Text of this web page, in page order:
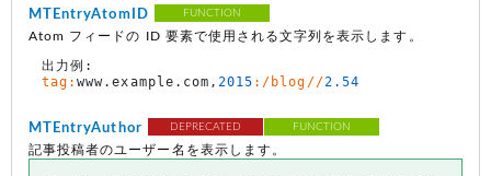
MTEntryAtomID FUNCTION
Atom フィードの ID 要素で使用される文字列を表示します。
tag:www.example.com,2015 :/blog//2.54
MTEntryAuthor DEPRECATED FUNCTION
記事投稿者のユーザー名を表示します。